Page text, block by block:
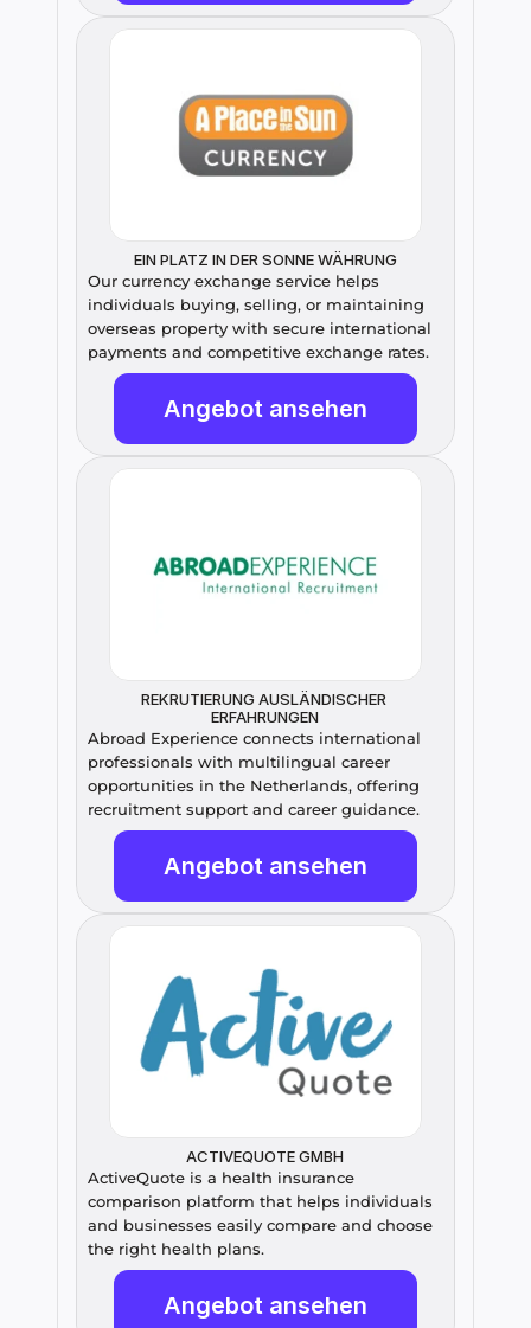
EIN PLATZ IN DER SONNE WÄHRUNG
Our currency exchange service helps
individuals buying, selling, or maintaining
overseas property with secure international
payments and competitive exchange rates.
Angebot ansehen
REKRUTIERUNG AUSLÄNDISCHER
ERFAHRUNGEN
Abroad Experience connects international
professionals with multilingual career
opportunities in the Netherlands, offering
recruitment support and career guidance.
Angebot ansehen
ACTIVEQUOTE GMBH
ActiveQuote is a health insurance
comparison platform that helps individuals
and businesses easily compare and choose
the right health plans.
Angebot ansehen